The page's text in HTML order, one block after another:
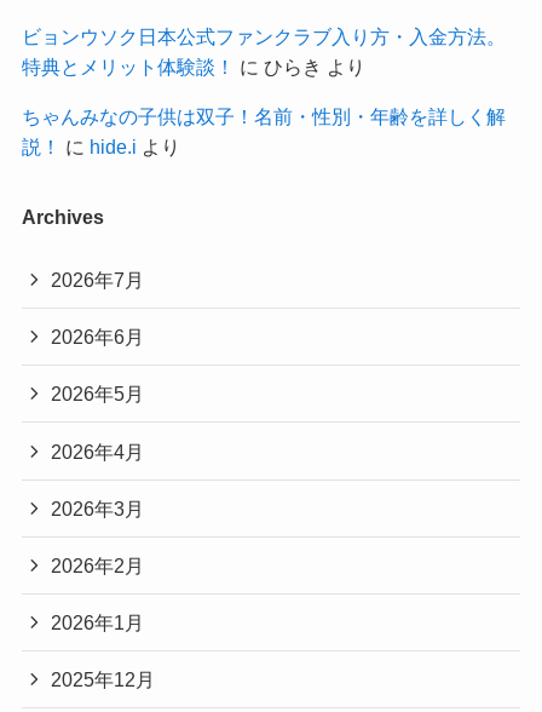
ビョンウソク日本公式ファンクラブ入り方・入金方法。
特典とメリット体験談！
に ひらき より
ちゃんみなの子供は双子！名前・性別・年齢を詳しく解
説！
に hide.i より
Archives
2026年7月
2026年6月
2026年5月
2026年4月
2026年3月
2026年2月
2026年1月
2025年12月